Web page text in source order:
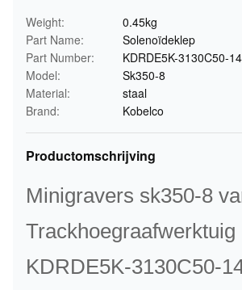
Weight:
0.45kg
Part Name:
Solenoïdeklep
Part Number:
KDRDE5K-3130C50-
Model:
Sk350-8
Material:
staal
Brand:
Kobelco
Productomschrijving
Minigravers sk350-8
Trackhoegraafwerktuig
KDRDE5K-3130C50-